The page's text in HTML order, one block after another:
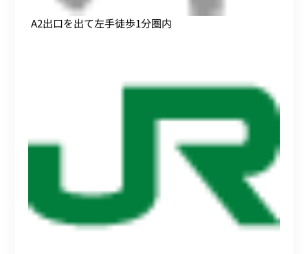
A2出口を出て左手徒歩1分圏内